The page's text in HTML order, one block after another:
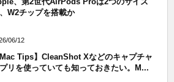
W2チップを搭載か
06/12
Mac Tips】CleanShot Xなどのキャプチャ
リを使っていても知っておきたい。M...